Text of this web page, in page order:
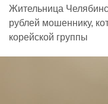
Жительница
рублей мошеннику,
корейской группы